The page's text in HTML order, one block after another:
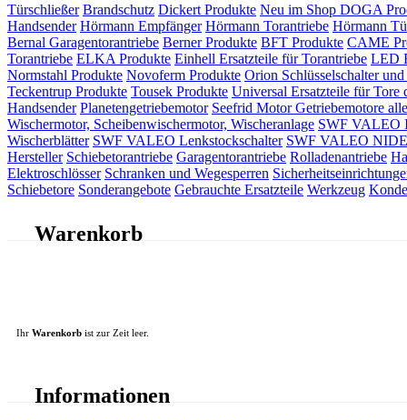
Türschließer Brandschutz Dickert Produkte Neu im Shop DOGA
Handsender Hörmann Empfänger Hörmann Torantriebe Hörmann
Bernal Garagentorantriebe Berner Produkte BFT Produkte CAME
Torantriebe ELKA Produkte Einhell Ersatzteile für Torantriebe LED
Normstahl Produkte Novoferm Produkte Orion Schlüsselschalter und
Teckentrup Produkte Tousek Produkte Universal Ersatzteile für Tore
Handsender Planetengetriebemotor Seefrid Motor Getriebemotore
Wischermotor, Scheibenwischermotor, Wischeranlage SWF VALEO
Wischerblätter SWF VALEO Lenkstockschalter SWF VALEO
Hersteller Schiebetorantriebe Garagentorantriebe Rolladenantriebe
Elektroschlösser Schranken und Wegesperren
Schiebetore Sonderangebote Gebrauchte Ersatzteile Werkzeug
Warenkorb
Ihr Warenkorb ist zur Zeit leer.
Informationen